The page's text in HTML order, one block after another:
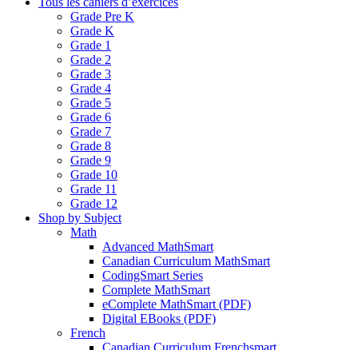
Grade Pre K
Grade K
Grade 1
Grade 2
Grade 3
Grade 4
Grade 5
Grade 6
Grade 7
Grade 8
Grade 9
Grade 10
Grade 11
Grade 12
Shop by Subject
Math
Advanced MathSmart
Canadian Curriculum MathSmart
CodingSmart Series
Complete MathSmart
eComplete MathSmart (PDF)
Digital EBooks (PDF)
French
Canadian Curriculum Frenchsmart